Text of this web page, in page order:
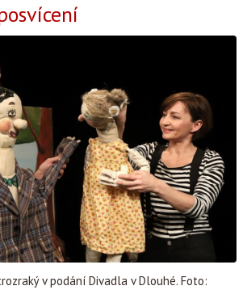
v podání Divadla v Dlouhé. Foto: